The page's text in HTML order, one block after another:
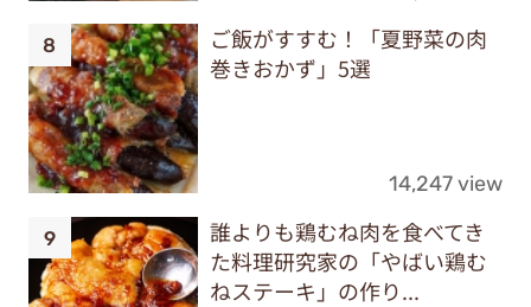
ご飯がすすむ！「夏野菜の肉
巻きおかず」5選
14,247 view
誰よりも鶏むね肉を食べてき
た料理研究家の「やばい鶏む
ねステーキ」の作り...